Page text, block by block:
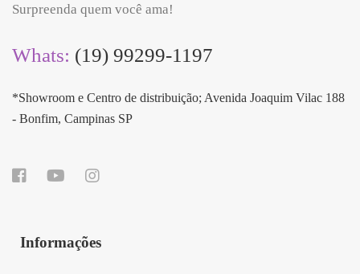
Surpreenda quem você ama!
Whats: (19) 99299-1197
*Showroom e Centro de distribuição; Avenida Joaquim Vilac 188
- Bonfim, Campinas SP
Informações